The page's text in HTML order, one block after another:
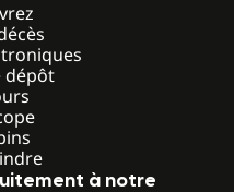
dépôt
à notre